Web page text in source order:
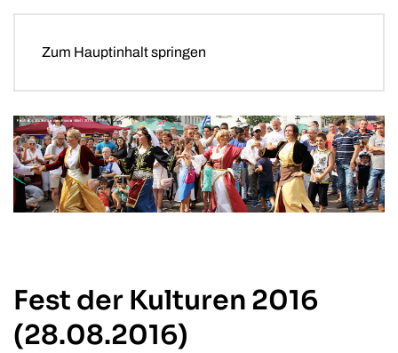
Zum Hauptinhalt springen
Fest der Kulturen 2016
(28.08.2016)